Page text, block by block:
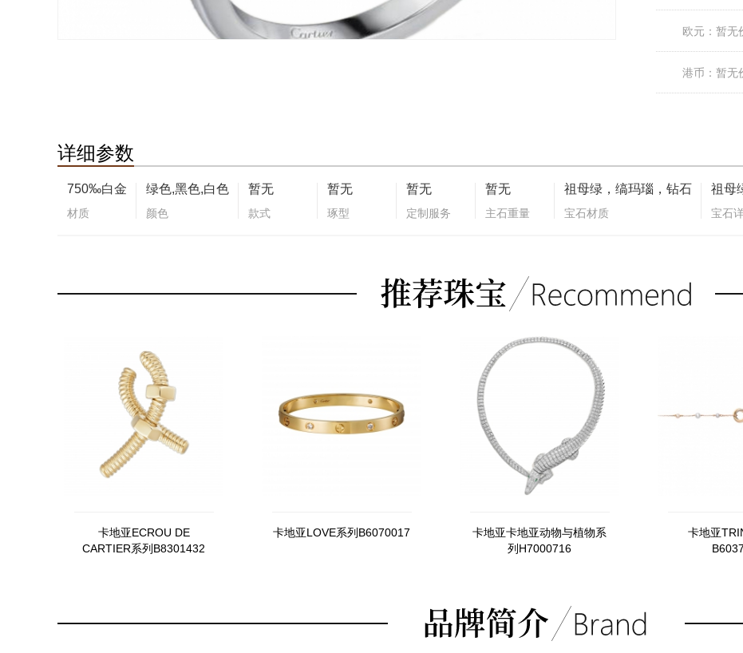
欧元： 暂无
港币： 暂无
详细参数
750‰白金
材质
绿色,黑色,白色
颜色
暂无
款式
暂无
琢型
暂无
定制服务
暂无
主石重量
祖母绿，缟玛瑙，钻石
宝石材质 宝石
卡地亚ECROU DE
CARTIER系列B8301432
卡地亚LOVE系列B6070017
卡地亚卡地亚动物与植物系
列H7000716
卡地亚